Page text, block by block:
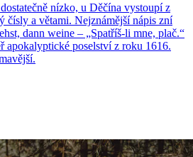
nízko, u Děčína vystoupí z
čísly a větami. Nejznámější nápis zní
dann weine – „Spatříš-li mne, plač.“
apokalyptické poselství z roku 1616.